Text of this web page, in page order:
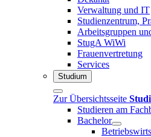
Verwaltung und IT
Studienzentrum,
Arbeitsgruppen
StugA WiWi
Frauenvertretung
Services
Studium
Zur Übersichtsseite
Studieren am
Bachelor